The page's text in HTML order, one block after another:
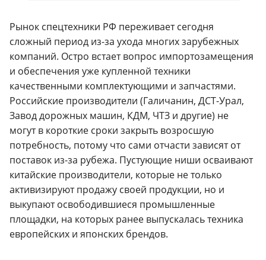
Рынок спецтехники РФ переживает сегодня
сложный период из-за ухода многих зарубежных
компаний. Остро встает вопрос импортозамещения
и обеспечения уже купленной техники
качественными комплектующими и запчастями.
Российские производители (Галичанин, ДСТ-Урал,
Завод дорожных машин, КДМ, ЧТЗ и другие) не
могут в короткие сроки закрыть возросшую
потребность, потому что сами отчасти зависят от
поставок из-за рубежа. Пустующие ниши осваивают
китайские производители, которые не только
активизируют продажу своей продукции, но и
выкупают освободившиеся промышленные
площадки, на которых ранее выпускалась техника
европейских и японских брендов.